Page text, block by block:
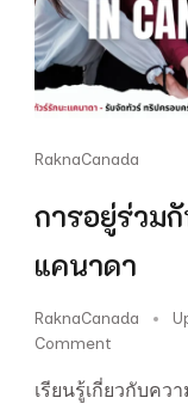
RaknaCanada
การอยู่ร่วม
แคนาดา
RaknaCanada
Comment
อยู่
เรียนรู้เกี่ยวกับค